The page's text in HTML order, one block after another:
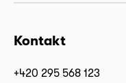
Kontakt
+420 295 568 123